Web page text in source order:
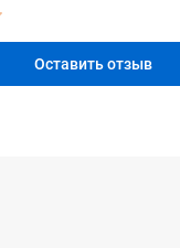
Оставить отзыв